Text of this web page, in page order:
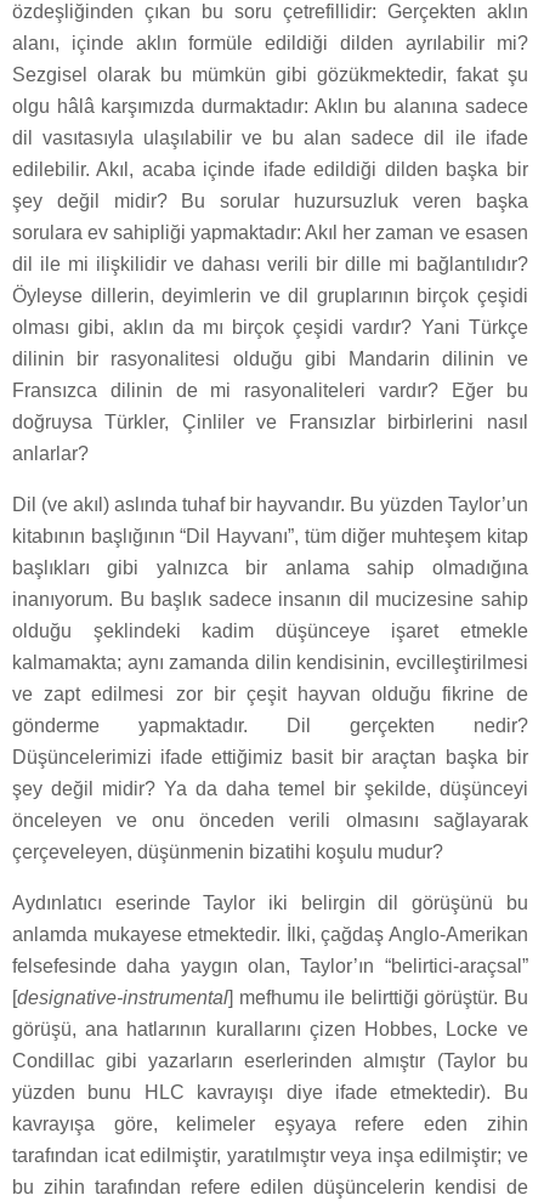
özdeşliğinden çıkan bu soru çetrefillidir: Gerçekten aklın
alanı, içinde aklın formüle edildiği dilden ayrılabilir mi?
Sezgisel olarak bu mümkün gibi gözükmektedir, fakat şu
olgu hâlâ karşımızda durmaktadır: Aklın bu alanına sadece
dil vasıtasıyla ulaşılabilir ve bu alan sadece dil ile ifade
edilebilir. Akıl, acaba içinde ifade edildiği dilden başka bir
şey değil midir? Bu sorular huzursuzluk veren başka
sorulara ev sahipliği yapmaktadır: Akıl her zaman ve esasen
dil ile mi ilişkilidir ve dahası verili bir dille mi bağlantılıdır?
Öyleyse dillerin, deyimlerin ve dil gruplarının birçok çeşidi
olması gibi, aklın da mı birçok çeşidi vardır? Yani Türkçe
dilinin bir rasyonalitesi olduğu gibi Mandarin dilinin ve
Fransızca dilinin de mi rasyonaliteleri vardır? Eğer bu
doğruysa Türkler, Çinliler ve Fransızlar birbirlerini nasıl
anlarlar?
Dil (ve akıl) aslında tuhaf bir hayvandır. Bu yüzden Taylor’un
kitabının başlığının “Dil Hayvanı”, tüm diğer muhteşem kitap
başlıkları gibi yalnızca bir anlama sahip olmadığına
inanıyorum. Bu başlık sadece insanın dil mucizesine sahip
olduğu şeklindeki kadim düşünceye işaret etmekle
kalmamakta; aynı zamanda dilin kendisinin, evcilleştirilmesi
ve zapt edilmesi zor bir çeşit hayvan olduğu fikrine de
gönderme yapmaktadır. Dil gerçekten nedir?
Düşüncelerimizi ifade ettiğimiz basit bir araçtan başka bir
şey değil midir? Ya da daha temel bir şekilde, düşünceyi
önceleyen ve onu önceden verili olmasını sağlayarak
çerçeveleyen, düşünmenin bizatihi koşulu mudur?
Aydınlatıcı eserinde Taylor iki belirgin dil görüşünü bu
anlamda mukayese etmektedir. İlki, çağdaş Anglo-Amerikan
felsefesinde daha yaygın olan, Taylor’ın “belirtici-araçsal”
[designative-instrumental] mefhumu ile belirttiği görüştür. Bu
görüşü, ana hatlarının kurallarını çizen Hobbes, Locke ve
Condillac gibi yazarların eserlerinden almıştır (Taylor bu
yüzden bunu HLC kavrayışı diye ifade etmektedir). Bu
kavrayışa göre, kelimeler eşyaya refere eden zihin
tarafından icat edilmiştir, yaratılmıştır veya inşa edilmiştir; ve
bu zihin tarafından refere edilen düşüncelerin kendisi de